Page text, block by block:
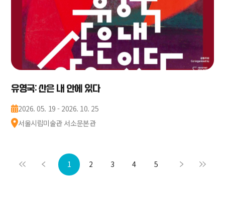
유영국: 산은 내 안에 있다
2026. 05. 19 - 2026. 10. 25
서울시립미술관 서소문본관
1 2 3 4 5